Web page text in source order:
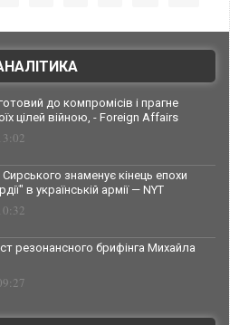
до компромісів і прагне
цілей війною, - Foreign Affairs
Сирського знаменує кінець епохи
в українській армії — NYT
резонансного брифінга Михайла